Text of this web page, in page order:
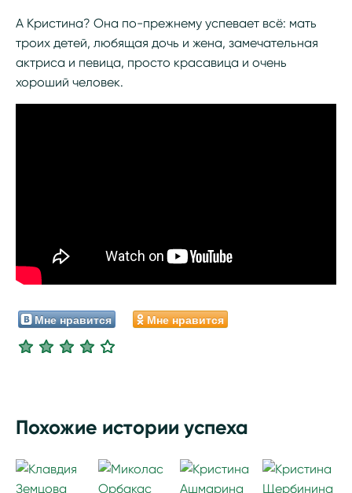
А Кристина? Она по-прежнему успевает всё: мать
троих детей, любящая дочь и жена, замечательная
актриса и певица, просто красавица и очень
хороший человек.
Мне нравится Мне нравится
Похожие истории успеха